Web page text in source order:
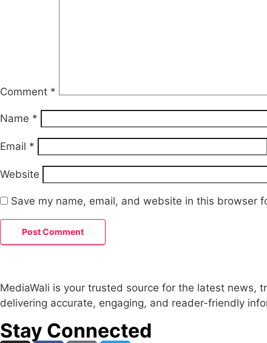
Comment *
Name *
Email *
Website
Save my name, email, and website in this browser
MediaWali is your trusted source for the latest news,
delivering accurate, engaging, and reader-friendly
Stay Connected